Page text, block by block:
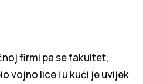
firmi pa se fakultet,
vojno lice i u kući je uvijek